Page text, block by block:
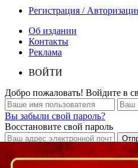
Регистрация /
Об издании
Контакты
Реклама
ВОЙТИ
Добро пожаловать! Войдите в
Вы забыли свой пароль?
Восстановите свой пароль
Кто есть кто в Байкальском